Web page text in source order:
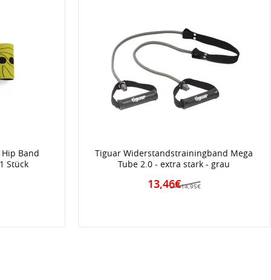
Band
Stück
Tiguar Widerstandstrainingband Mega
Tube 2.0 - extra stark - grau
14,95€
13,46€